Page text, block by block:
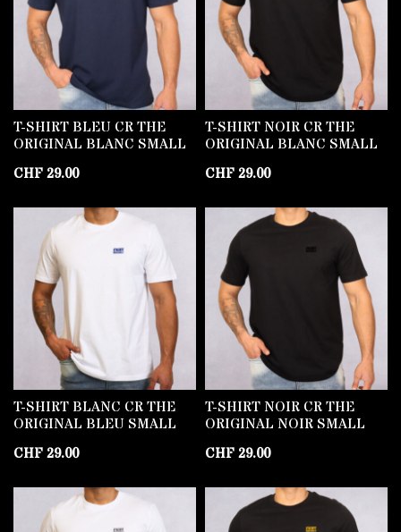
T-SHIRT BLEU CR THE
ORIGINAL BLANC SMALL
CHF29.00
T-SHIRT NOIR CR THE
ORIGINAL BLANC SMALL
CHF29.00
T-SHIRT BLANC CR THE
ORIGINAL BLEU SMALL
CHF29.00
T-SHIRT NOIR CR THE
ORIGINAL NOIR SMALL
CHF29.00